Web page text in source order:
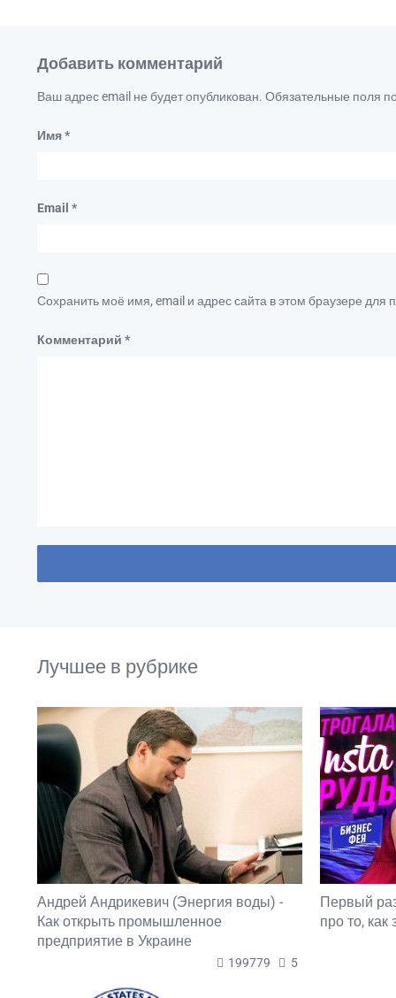
Добавить комментарий
Ваш адрес email не будет опубликован. Обязательные поля
Имя*
Email *
Сохранить моё имя, email и адрес сайта в этом браузере
Комментарий *
Лучшее в рубрике
Андрей Андрикевич (Энергия воды) -
Как открыть промышленное
предприятие в Украине
199779 5
Первый
про то, как